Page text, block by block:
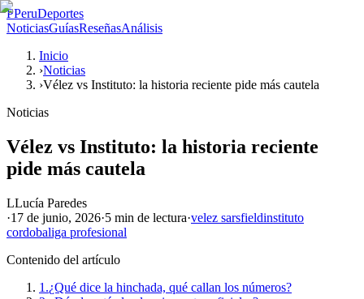
PPeruDeportes
NoticiasGuíasReseñasAnálisis
Inicio
›Noticias
›Vélez vs Instituto: la historia reciente pide más cautela
Noticias
Vélez vs Instituto: la historia reciente
pide más cautela
LLucía Paredes
·17 de junio, 2026·5 min de lectura·velez sarsfieldinstituto
cordobaliga profesional
Contenido del artículo
1.¿Qué dice la hinchada, qué callan los números?